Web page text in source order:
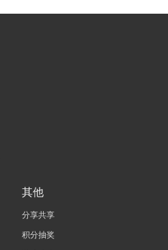
其他
分享共享
积分抽奖